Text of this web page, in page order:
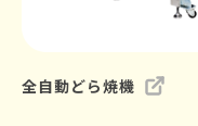
全自動どら焼機